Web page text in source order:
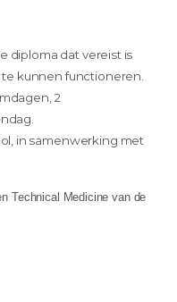
diploma dat vereist is
kunnen functioneren.
2
in samenwerking met
Technical Medicine van de